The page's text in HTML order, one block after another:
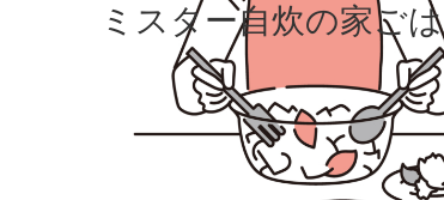
ミスター自炊の家ご